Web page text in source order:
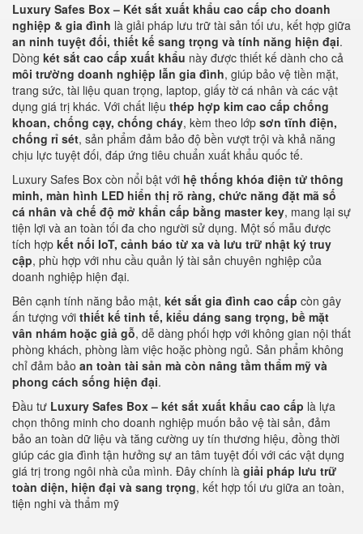
Luxury Safes Box – Két sắt xuất khẩu cao cấp cho doanh
nghiệp & gia đình là giải pháp lưu trữ tài sản tối ưu, kết hợp giữa
an ninh tuyệt đối, thiết kế sang trọng và tính năng hiện đại.
Dòng két sắt cao cấp xuất khẩu này được thiết kế dành cho cả
môi trường doanh nghiệp lẫn gia đình, giúp bảo vệ tiền mặt,
trang sức, tài liệu quan trọng, laptop, giấy tờ cá nhân và các vật
dụng giá trị khác. Với chất liệu thép hợp kim cao cấp chống
khoan, chống cạy, chống cháy, kèm theo lớp sơn tĩnh điện,
chống rỉ sét, sản phẩm đảm bảo độ bền vượt trội và khả năng
chịu lực tuyệt đối, đáp ứng tiêu chuẩn xuất khẩu quốc tế.
Luxury Safes Box còn nổi bật với hệ thống khóa điện tử thông
minh, màn hình LED hiển thị rõ ràng, chức năng đặt mã số
cá nhân và chế độ mở khẩn cấp bằng master key, mang lại sự
tiện lợi và an toàn tối đa cho người sử dụng. Một số mẫu được
tích hợp kết nối IoT, cảnh báo từ xa và lưu trữ nhật ký truy
cập, phù hợp với nhu cầu quản lý tài sản chuyên nghiệp của
doanh nghiệp hiện đại.
Bên cạnh tính năng bảo mật, két sắt gia đình cao cấp còn gây
ấn tượng với thiết kế tinh tế, kiểu dáng sang trọng, bề mặt
vân nhám hoặc giả gỗ, dễ dàng phối hợp với không gian nội thất
phòng khách, phòng làm việc hoặc phòng ngủ. Sản phẩm không
chỉ đảm bảo an toàn tài sản mà còn nâng tầm thẩm mỹ và
phong cách sống hiện đại.
Đầu tư Luxury Safes Box – két sắt xuất khẩu cao cấp là lựa
chọn thông minh cho doanh nghiệp muốn bảo vệ tài sản, đảm
bảo an toàn dữ liệu và tăng cường uy tín thương hiệu, đồng thời
giúp các gia đình tận hưởng sự an tâm tuyệt đối với các vật dụng
giá trị trong ngôi nhà của mình. Đây chính là giải pháp lưu trữ
toàn diện, hiện đại và sang trọng, kết hợp tối ưu giữa an toàn,
tiện nghi và thẩm mỹ